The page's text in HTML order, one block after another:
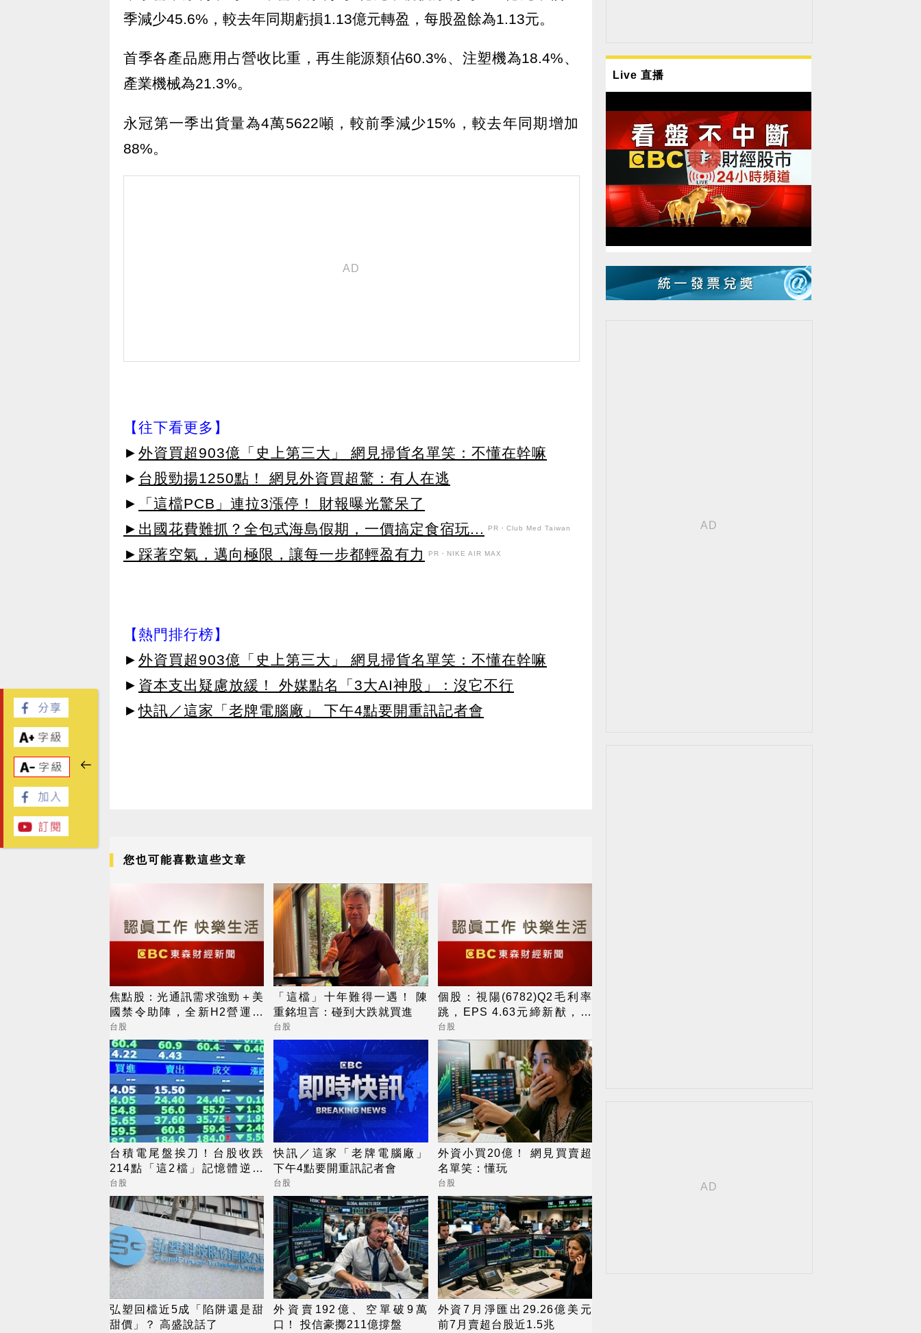
季減少45.6%，較去年同期虧損1.13億元轉盈，每股盈餘為1.13元。
首季各產品應用占營收比重，再生能源類佔60.3%、注塑機為18.4%、
產業機械為21.3%。
永冠第一季出貨量為4萬5622噸，較前季減少15%，較去年同期增加
88%。
【往下看更多】
► 外資買超903億「史上第三大」 網見掃貨名單笑：不懂在幹嘛
► 台股勁揚1250點！ 網見外資買超驚：有人在逃
►
「這檔PCB」連拉3漲停！ 財報曝光驚呆了
►出國花費難抓？全包式海島假期，一價搞定食宿玩...
PR・Club Med Taiwan
►踩著空氣，邁向極限，讓每一步都輕盈有力 PR・NIKE AIR MAX
【熱門排行榜】
► 外資買超903億「史上第三大」 網見掃貨名單笑：不懂在幹嘛
► 資本支出疑慮放緩！ 外媒點名「3大AI神股」：沒它不行
►快訊／這家「老牌電腦廠」 下午4點要開重訊記者會
您也可能喜歡這些文章
焦點股：光通訊需求強勁＋美
國禁令助陣，全新H2營運看
俏，營收逐季攀升
台股
「這檔」十年難得一遇！ 陳
重銘坦言：碰到大跌就買進
台股
個股：視陽(6782)Q2毛利率
跳，EPS 4.63元締新猷，本
季營運續看旺
台股
台積電尾盤挨刀！台股收跌
214點「這2檔」記憶體逆勢
收漲停
台股
快訊／這家「老牌電腦廠」
下午4點要開重訊記者會
台股
外資小買20億！ 網見買賣超
名單笑：懂玩
台股
弘塑回檔近5成「陷阱還是甜
甜價」？ 高盛說話了
外資賣192億、空單破9萬
口！ 投信豪擲211億撐盤
外資7月淨匯出29.26億美元
前7月賣超台股近1.5兆
Live 直播